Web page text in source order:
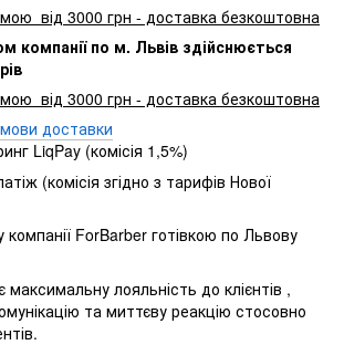
від 3000 грн - доставка безкоштовна
компанії по м. Львів здійснюється
від 3000 грн - доставка безкоштовна
доставки
LiqPay (комісія 1,5%)
(комісія згідно з тарифів Нової
компанії ForBarber готівкою по Львову
максимальну лояльність до клієнтів ,
та миттєву реакцію стосовно